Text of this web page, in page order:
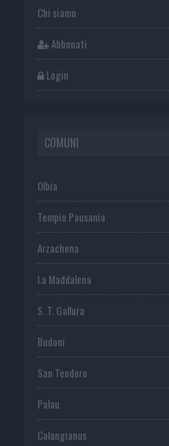
Chi siamo
Abbonati
Login
COMUNI
Olbia
Tempio Pausania
Arzachena
La Maddalena
S. T. Gallura
Budoni
San Teodoro
Palau
Calangianus